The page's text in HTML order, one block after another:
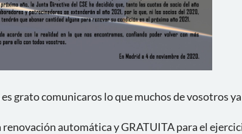
grato comunicaros lo que muchos de vosotros
renovación automática y GRATUITA para el